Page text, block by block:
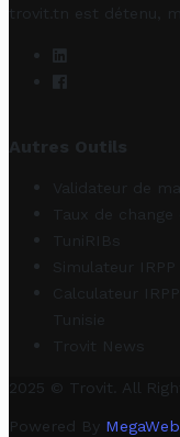
trovit.tn est détenu,
Autres Outils
Validateur de
Taux de change
TuniRIBs
Simulateur
Calculateur
Tunisie
Trovit News
2025 © Trovit. All
Powered By MegaWeb